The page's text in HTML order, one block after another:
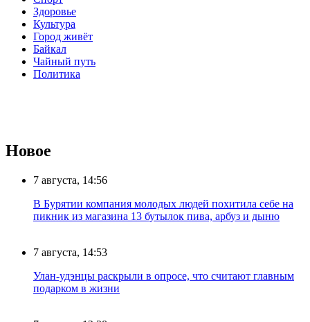
Здоровье
Культура
Город живёт
Байкал
Чайный путь
Политика
Новое
7 августа, 14:56
В Бурятии компания молодых людей похитила себе на
пикник из магазина 13 бутылок пива, арбуз и дыню
7 августа, 14:53
Улан-удэнцы раскрыли в опросе, что считают главным
подарком в жизни